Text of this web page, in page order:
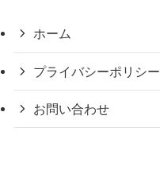
ホーム
プライバシーポリシー
お問い合わせ